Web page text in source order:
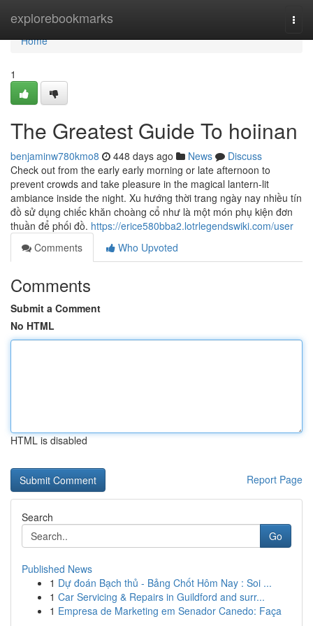
explorebookmarks
Home
Home
1
The Greatest Guide To hoiinan
benjaminw780kmo8 448 days ago News
Discuss
Check out from the early early morning or late afternoon to
prevent crowds and take pleasure in the magical lantern-lit
ambiance inside the night. Xu hướng thời trang ngày nay nhiều tín
đồ sử dụng chiếc khăn choàng cổ như là một món phụ kiện đơn
thuần để phối đồ. https://erice580bba2.lotrlegendswiki.com/user
Comments
Who Upvoted
Comments
Submit a Comment
No HTML
HTML is disabled
Report Page
Search
Go
Published News
1 Dự đoán Bạch thủ - Bảng Chốt Hôm Nay : Soi ...
1 Car Servicing & Repairs in Guildford and surr...
1 Empresa de Marketing em Senador Canedo: Faça